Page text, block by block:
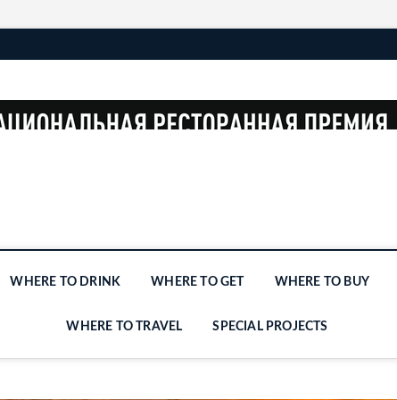
WHERE TO DRINK WHERE TO GET WHERE TO BUY
WHERE TO TRAVEL SPECIAL PROJECTS